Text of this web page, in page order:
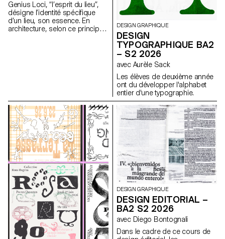
Genius Loci, “l’esprit du lieu”,
désigne l’identité spécifique
d’un lieu, son essence. En
architecture, selon ce principe,
d’en faire la promotion, ou de
prolonger la communication du
lieu.
DESIGN GRAPHIQUE
DESIGN
TYPOGRAPHIQUE BA2
– S2 2026
avec Aurèle Sack
Les élèves de deuxième année
ont du développer l'alphabet
entier d'une typographie.
DESIGN GRAPHIQUE
DESIGN EDITORIAL –
BA2 S2 2026
avec Diego Bontognali
Dans le cadre de ce cours de